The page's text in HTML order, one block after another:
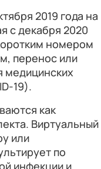
2019 года на
с декабря 2020
номером
перенос или
медицинских
19).
как
Виртуальный
или
по
инфекции и